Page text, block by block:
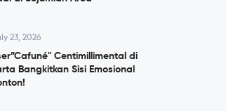
23, 2026
Centimillimental di
Bangkitkan Sisi Emosional